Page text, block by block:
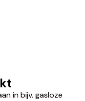
in bijv. gasloze